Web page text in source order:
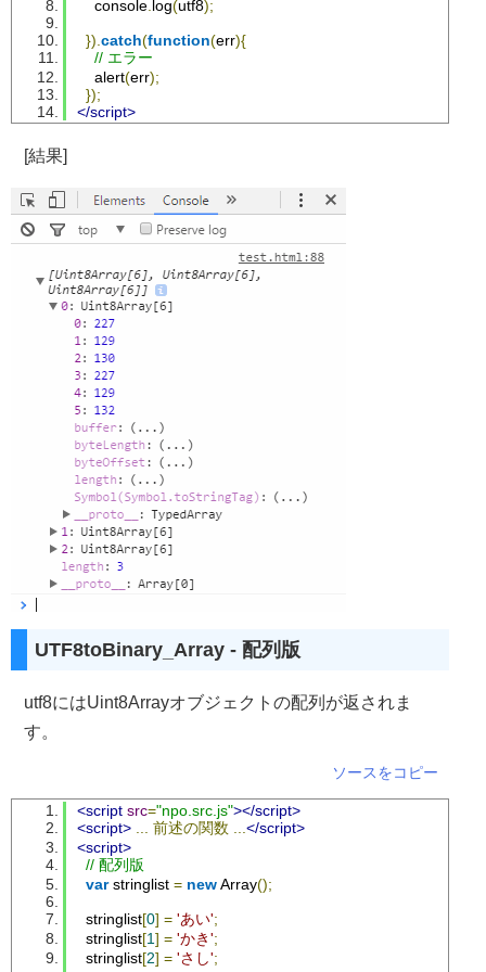
    console
. log(utf8);
}).catch(function(err){
// エラー
    alert
(err);
});
</script>
[結果]
UTF8toBinary_Array - 配列版
utf8にはUint8Arrayオブジェクトの配列が返されま
す。
ソースをコピー
<script src="npo.src.js"></script>
<script> ... 前述の関数 ...</script>
<script>
// 配列版
var stringlist = newArray();
  stringlist
[0] = 'あい';
  stringlist
[1] = 'かき';
  stringlist
[2] = 'さし';